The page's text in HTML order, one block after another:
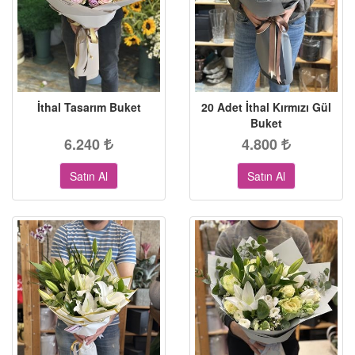
İthal Tasarım Buket
6.240
Satın Al
20 Adet İthal Kırmızı Gül
Buket
4.800
Satın Al